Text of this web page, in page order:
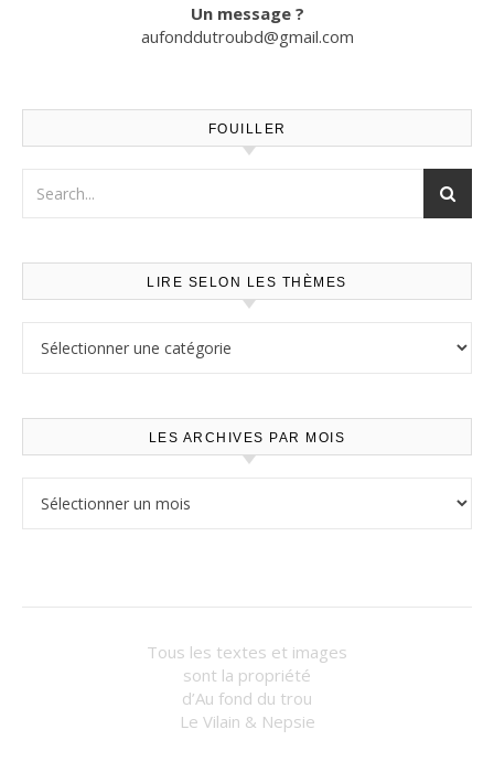
Un message ?
aufonddutroubd@gmail.com
FOUILLER
LIRE SELON LES THÈMES
LES ARCHIVES PAR MOIS
Tous les textes et images
sont la propriété
d’Au fond du trou
Le Vilain & Nepsie